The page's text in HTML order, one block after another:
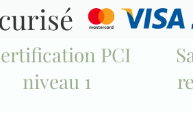
PCI
niveau 1